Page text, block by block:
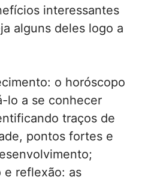
interessantes
alguns deles logo a
o horóscopo
lo a se conhecer
traços de
pontos fortes e
e reflexão: as